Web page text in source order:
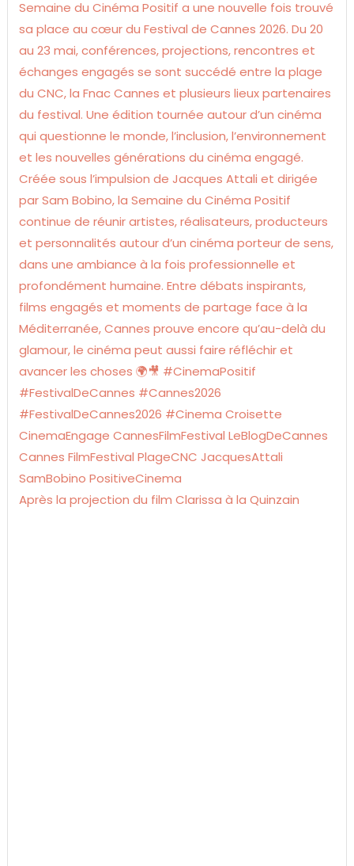
Après la projection du film Clarissa à la Quinzain